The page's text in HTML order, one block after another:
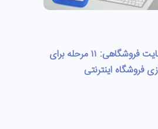
مراحل طراحی سایت فروشگاهی: ۱۱ مرحله برای
فروشگاه اینترنتی